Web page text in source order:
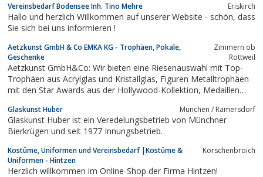
Vereinsbedarf Bodensee Inh. Tino Mehre Eriskirch
Hallo und herzlich Willkommen auf unserer Website - schön, dass
Sie sich bei uns informieren !
Aetzkunst GmbH & Co EMKA KG - Trophäen, Pokale,
Geschenke
Zimmern ob
Rottweil
Aetzkunst GmbH&Co: Wir bieten eine Riesenauswahl mit Top-
Trophäen aus Acrylglas und Kristallglas, Figuren Metalltrophäen
mit den Star Awards aus der Hollywood-Kollektion, Medaillen
beim Europäischen Harmonisierungsamt geschützt.
Sonderanfertigungen nach Ihren...
Glaskunst Huber München / Ramersdorf
Glaskunst Huber ist ein Veredelungsbetrieb von Münchner
Bierkrügen und seit 1977 Innungsbetrieb.
Kostüme, Uniformen und Vereinsbedarf |Kostüme &
Uniformen - Hintzen
Korschenbroich
Herzlich willkommen im Online-Shop der Firma Hintzen!